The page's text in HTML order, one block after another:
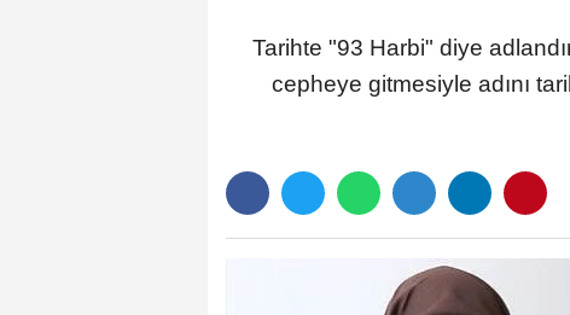
Tarihte "93 Harbi" diye
cepheye gitmesiyle adını